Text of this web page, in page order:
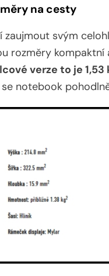
na cesty
zaujmout svým
rozměry kompaktní
verze to je 1,53
notebook